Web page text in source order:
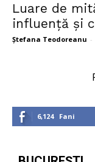
Luare de
influență și
Ștefana Teodoreanu -
6,124 Fani